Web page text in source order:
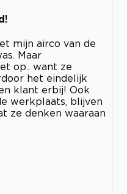
mijn airco van de
Maar
op.. want ze
het eindelijk
klant erbij! Ook
werkplaats, blijven
ze denken waaraan